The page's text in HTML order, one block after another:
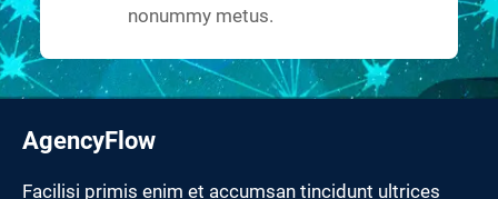
nonummy metus.
AgencyFlow
Facilisi primis enim et accumsan tincidunt ultrices